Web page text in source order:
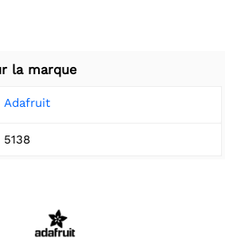
la marque
Adafruit
5138